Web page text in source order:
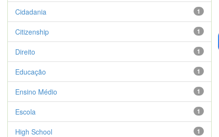
1
Cidadania
1
Citizenship
1
Direito
1
Educação
1
Ensino Médio
1
Escola
1
High School